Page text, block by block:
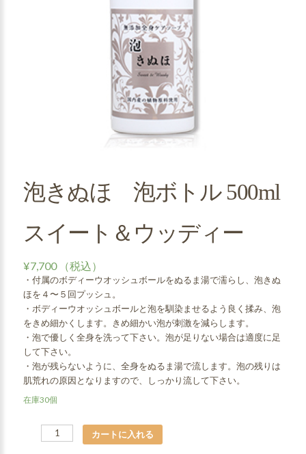
泡きぬほ 泡ボトル 500ml
スイート＆ウッディー
¥7,700 （税込）
・付属のボディーウオッシュボールをぬるま湯で濡らし、泡きぬ
ほを４〜５回プッシュ。
・ボディーウオッシュボールと泡を馴染ませるよう良く揉み、泡
をきめ細かくします。きめ細かい泡が刺激を減らします。
・泡で優しく全身を洗って下さい。泡が足りない場合は適度に足
して下さい。
・泡が残らないように、全身をぬるま湯で流します。泡の残りは
肌荒れの原因となりますので、しっかり流して下さい。
在庫30個
カートに入れる